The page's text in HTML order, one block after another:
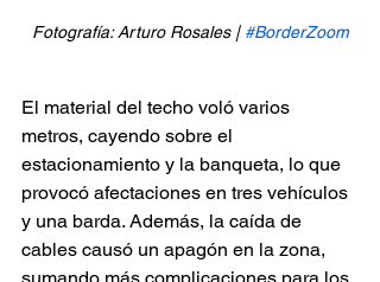
Fotografía: Arturo Rosales | #BorderZoom
El material del techo voló varios
metros, cayendo sobre el
estacionamiento y la banqueta, lo que
provocó afectaciones en tres vehículos
y una barda. Además, la caída de
cables causó un apagón en la zona,
sumando más complicaciones para los